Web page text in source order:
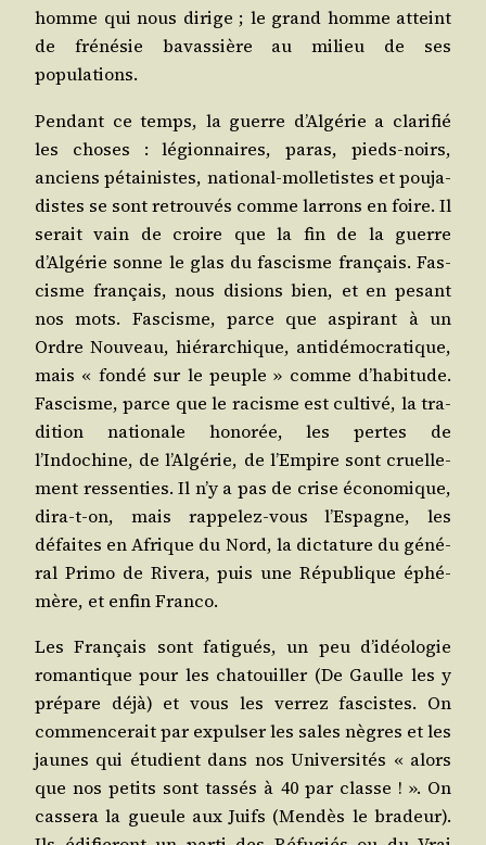
homme qui nous dirige ; le grand homme atteint
de fré­né­sie bavas­sière au milieu de ses
populations.
Pen­dant ce temps, la guerre d’Algérie a cla­ri­fié
les choses : légion­naires, paras, pieds-noirs,
anciens pétai­nistes, natio­nal-mol­le­tistes et pou­ja­
distes se sont retrou­vés comme lar­rons en foire. Il
serait vain de croire que la fin de la guerre
d’Algérie sonne le glas du fas­cisme fran­çais. Fas­
cisme fran­çais, nous disions bien, et en pesant
nos mots. Fas­cisme, parce que aspi­rant à un
Ordre Nou­veau, hié­rar­chique, anti­dé­mo­cra­tique,
mais « fon­dé sur le peuple » comme d’habitude.
Fas­cisme, parce que le racisme est culti­vé, la tra­
di­tion natio­nale hono­rée, les pertes de
l’Indochine, de l’Algérie, de l’Empire sont cruel­le­
ment res­sen­ties. Il n’y a pas de crise éco­no­mique,
dira-t-on, mais rap­pe­lez-vous l’Espagne, les
défaites en Afrique du Nord, la dic­ta­ture du géné­
ral Pri­mo de Rive­ra, puis une Répu­blique éphé­
mère, et enfin Franco.
Les Fran­çais sont fati­gués, un peu d’idéologie
roman­tique pour les cha­touiller (De Gaulle les y
pré­pare déjà) et vous les ver­rez fas­cistes. On
com­men­ce­rait par expul­ser les sales nègres et les
jaunes qui étu­dient dans nos Uni­ver­si­tés « alors
que nos petits sont tas­sés à 40 par classe ! ». On
cas­se­ra la gueule aux Juifs (Men­dès le bra­deur).